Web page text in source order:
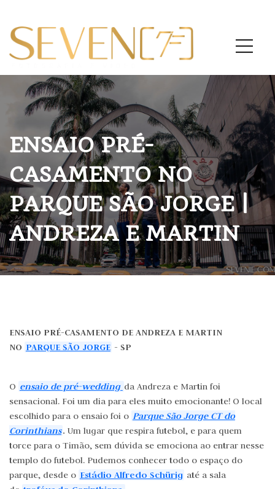
ENSAIO PRÉ-
CASAMENTO NO
PARQUE SÃO JORGE |
ANDREZA E MARTIN
ENSAIO PRÉ-CASAMENTO DE ANDREZA E MARTIN
NO PARQUE SÃO JORGE - SP
O ensaio de pré-wedding da Andreza e Martin foi
sensacional. Foi um dia para eles muito emocionante! O local
escolhido para o ensaio foi o Parque São Jorge CT do
Corinthians. Um lugar que respira futebol, e para quem
torce para o Timão, sem dúvida se emociona ao entrar nesse
templo do futebol. Pudemos conhecer todo o espaço do
parque, desde o Estádio Alfredo Schürig até a sala